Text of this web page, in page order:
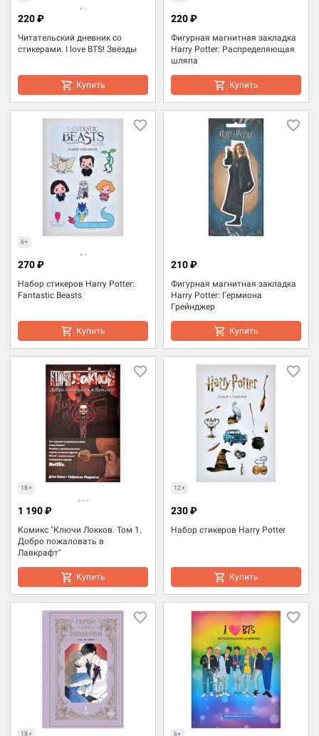
Читательский дневник со
стикерами. I love BTS! Звёзды
220 ₽
Купить
Фигурная магнитная закладка
Harry Potter: Распределяющая
шляпа
220 ₽
Купить
6+
Набор стикеров Harry Potter:
Fantastic Beasts
270 ₽
Купить
Фигурная магнитная закладка
Harry Potter: Гермиона
Грейнджер
210 ₽
Купить
18+
Комикс "Ключи Локков. Том 1.
Добро пожаловать в
Лавкрафт"
1 190 ₽
Купить
12+
Набор стикеров Harry Potter
230 ₽
Купить
18+ 6+